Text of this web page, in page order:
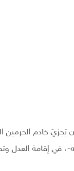
يَجزيَ خادم الحرمين
، في إقامة العدل